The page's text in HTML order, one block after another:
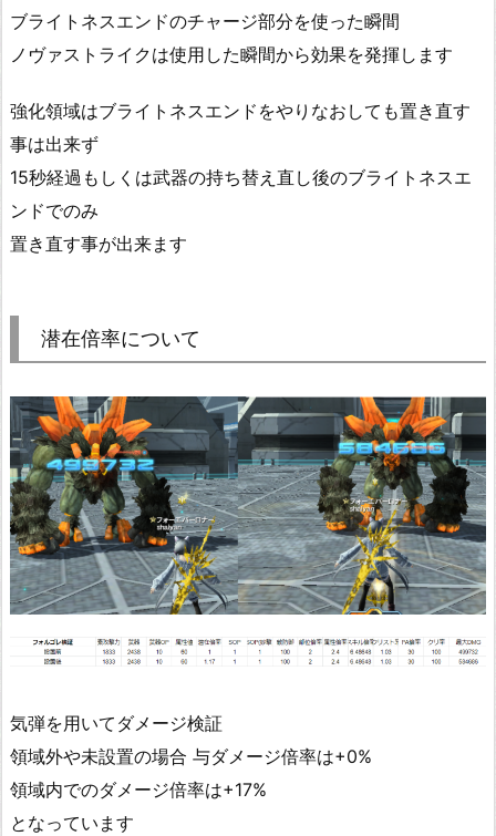
ブライトネスエンドのチャージ部分を使った瞬間
ノヴァストライクは使用した瞬間から効果を発揮します
強化領域はブライトネスエンドをやりなおしても置き直す
事は出来ず
15秒経過もしくは武器の持ち替え直し後のブライトネスエ
ンドでのみ
置き直す事が出来ます
潜在倍率について
気弾を用いてダメージ検証
領域外や未設置の場合 与ダメージ倍率は+0%
領域内でのダメージ倍率は+17%
となっています